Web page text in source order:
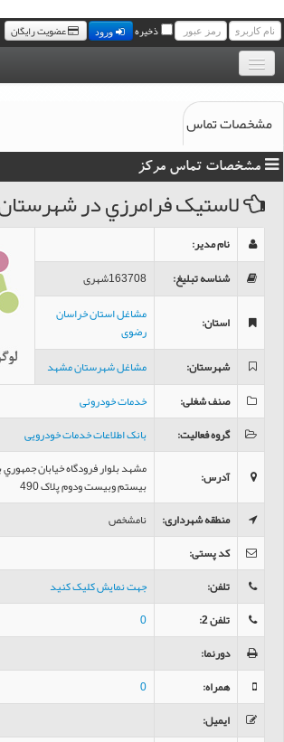
ذخیره ورود عضویت رایگان
بانک موبایل مشاغل
مجله خبری مشاغل
سامانه پیامک رایگان مشاغل
تماس با ما
مشخصات تماس
مشخصات تماس مرکز
لاستيک فرامرزي در
نام مدیر:
شناسه تبلیغ: 163708شهری
استان:
مشاغل استان خراسان
رضوی
شهرستان:
مشاغل شهرستان مشهد
صنف شغلی:
خدمات خودروئی
گروه فعالیت:
بانک اطلاعات خدمات خودرویی
آدرس:
مشهد بلوار فرودگاه خیابان
بيستم وبيست ودوم پلاک 490
منطقه شهرداری:
نامشخص
کد پستی:
تلفن:
جهت نمایش کلیک کنید
تلفن 2 :
0
دورنما:
همراه:
0
ایمیل: